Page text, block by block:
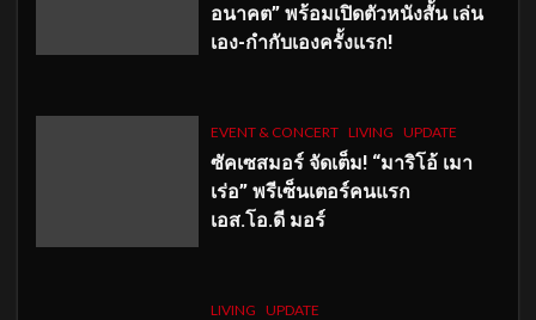
อนาคต” พร้อมเปิดตัวหนังสั้น เล่น
เอง-กำกับเองครั้งแรก!
EVENT & CONCERT LIVING UPDATE
ซัคเซสมอร์ จัดเต็ม! “มาริโอ้ เมา
เร่อ” พรีเซ็นเตอร์คนแรก
เอส.โอ.ดี มอร์
LIVING UPDATE